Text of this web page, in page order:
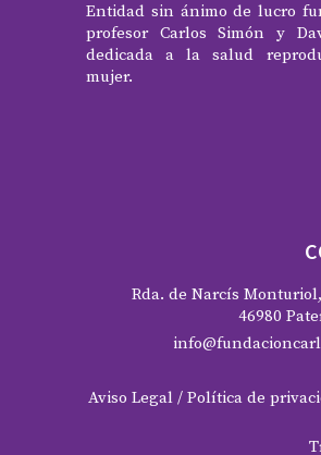
Entidad sin ánimo de lucro
profesor Carlos Simón y
dedicada a la salud
mujer.
Rda. de Narcís
46980
Aviso Legal / Política de